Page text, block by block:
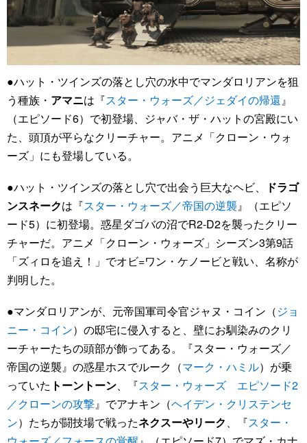
●ハット・ツインズの落とし穴の水中でマンダロリアンを狙
う種族・ アマニは『スター・ウォーズ／ジェダイの帰還』
（エピソード6）で初登場、ジャバ・ザ・ハットの宮殿にい
た、頭頂が平らなクリーチャー。アニメ「クローン・ウォ
ーズ」にも登場している。
●ハット・ツインズの落とし穴で出会う巨大なヘビ、
ドラゴ
ンスネークは『スター・ウォーズ／帝国の逆襲』（エピソ
ード5）に初登場。惑星ダゴバの沼でR2-D2を襲ったクリー
チャーだ。アニメ「クローン・ウォーズ」シーズン3第9話
「ズィロを追え！」でオビ=ワン・ケノービと戦い、名称が
判明した。
●マンダロリアンが、元帝国軍司令官ジャヌ・コイン（ジョ
ニー・コイン）の邸宅に侵入すると、壁にお馴染みのクリ
ーチャーたちの頭部が飾ってある。『スター・ウォーズ／
帝国の逆襲』の惑星ホスでルーク（マーク・ハミル）が乗
っていた トーントーン、『スター・ウォーズ エピソード2
／クローンの攻撃』でアナキン（ヘイデン・クリステンセ
ン）たちが闘技場で戦ったネクスーやリーク、『スター・